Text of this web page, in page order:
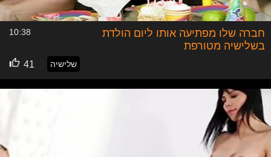
מדריכים מיניים כאלו ואחרים, רוב מוחלט של סירטי סקס אלו,
נמצאת תחת מגבלת גיל של 18+, שהוא נחשב גיל הבגרות ברוב
העיקרית של אותו הסרט במיניות, סקס ומה שמסביב, הוא
בהחלט נכנס לקטגוריה של סירטי סקס.
האם זה נורמלי לאהוב סירטי סקס?
סקס כשלעצמו, זה נושא גלובלי ועם זאת, זה עדיים נושא אינטימי
שעדיין לא נתפס בצורה חופשיה בעיני החברה. סקס מהווה
טריגר ועניין לרוב מוחלט של האוכלוסייה הבוגרת בעולם, אך
העלאת הנושא, לרוב מתבצעות במסגרות ספציפיות ותוך כדי
הקפדה על שמירת חוקים כאלו ואחרים הקשורים להגבלת גיל,
חברה שלו מפתיעה אותו ליום הולדת
בשלישיה מטורפת
10:38
שלישיה 41